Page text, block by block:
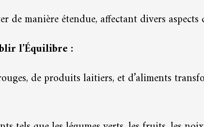
manière étendue, affectant divers aspects
l’Équilibre :
de produits laitiers, et d’aliments